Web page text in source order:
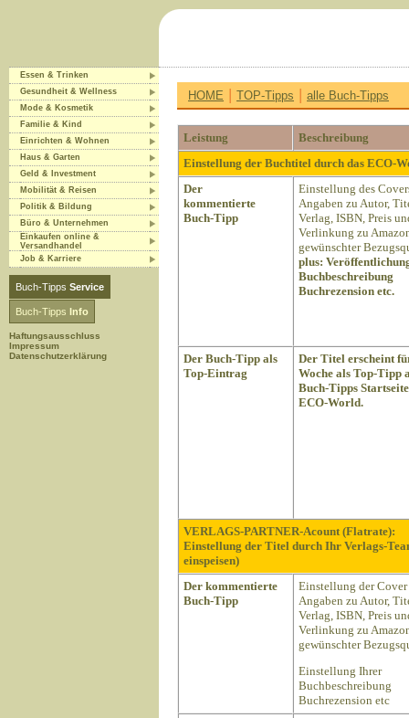
Essen & Trinken
Gesundheit & Wellness
Mode & Kosmetik
Familie & Kind
Einrichten & Wohnen
Haus & Garten
Geld & Investment
Mobilität & Reisen
Politik & Bildung
Büro & Unternehmen
Einkaufen online &
Versandhandel
Job & Karriere
Buch-Tipps Service
Buch-Tipps Info
Haftungsausschluss
Impressum
Datenschutzerklärung
HOME | TOP-Tipps | alle Buch-Tipps
Leistung
Beschreibung
Einstellung der Buchtitel durch das ECO-
Der
kommentierte
Buch-Tipp
Einstellung des
Angaben zu Autor,
Verlag, ISBN, Preis
Verlinkung zu
gewünschter
plus:
Buchbeschreibung
Buchrezension etc.
Der Buch-Tipp als
Top-Eintrag
Der Titel erscheint
Woche als Top-Tipp
Buch-Tipps
ECO-World.
VERLAGS-PARTNER-Acount (Flatrate):
Einstellung der Titel durch Ihr Verlags-
einspeisen)
Der kommentierte
Buch-Tipp
Einstellung der
Angaben zu Autor,
Verlag, ISBN, Preis
Verlinkung zu
gewünschter
Einstellung Ihrer
Buchbeschreibung
Buchrezension etc